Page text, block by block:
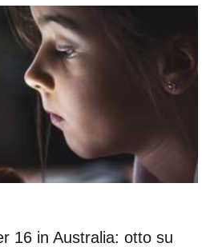
16 in Australia: otto su